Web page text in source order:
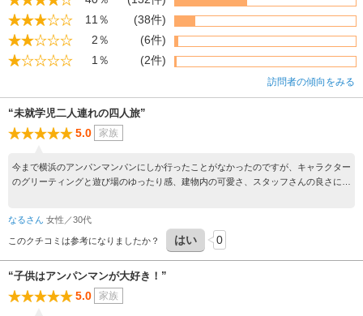
11％
(38件)
2％
(6件)
1％
(2件)
訪問者の傾向をみる
“未就学児二人連れの四人旅”
5.0 家族
今まで横浜のアンパンマンパンにしか行ったことがなかったのですが、キャラクター
のグリーティングと遊び場のゆったり感、建物内の可愛さ、スタッフさんの良さに驚
なるさん 女性／30代
このクチコミは参考になりましたか？ はい 0
“子供はアンパンマンが大好き！”
5.0 家族